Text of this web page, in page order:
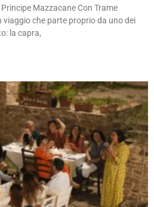
Mazzacane Con Trame
che parte proprio da uno dei
la capra,